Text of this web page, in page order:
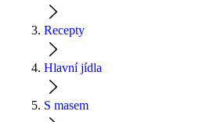
Recepty
Hlavní jídla
S masem